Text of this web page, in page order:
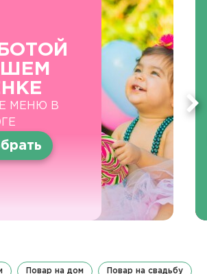
МЕНЮ В
Повар на дом Повар на свадьбу